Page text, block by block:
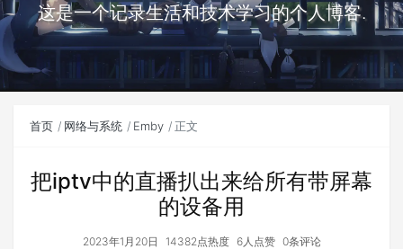
这是一个记录生活和技术学习的个人博客.
首页 网络与系统 Emby 正文
把iptv中的直播扒出来给所有带屏幕
的设备用
2023年1月20日 14382点热度 6人点赞 0条评论